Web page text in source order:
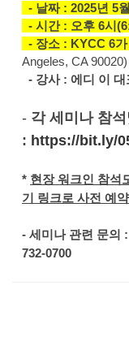
- 날짜 : 2025년 5
- 시간 : 오후 6시
- 장소 : KYCC 6가
Angeles, CA 90020)
- 강사 : 에디 이 대
- 각 세미나 참
: https://bit.ly/
* 현장 워크인 참석
기 링크로 사전 예
- 세미나 관련 문의
732-0700